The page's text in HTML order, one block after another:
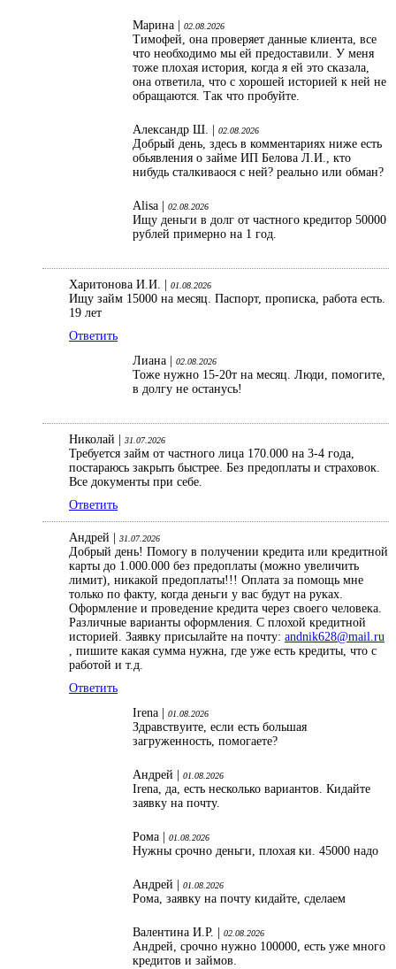
Марина | 02.08.2026
Тимофей, она проверяет данные клиента, все
что необходимо мы ей предоставили. У меня
тоже плохая история, когда я ей это сказала,
она ответила, что с хорошей историей к ней не
обращаются. Так что пробуйте.
Александр Ш. | 02.08.2026
Добрый день, здесь в комментариях ниже есть
обьявления о займе ИП Белова Л.И., кто
нибудь сталкиваося с ней? реально или обман?
Alisa | 02.08.2026
Ищу деньги в долг от частного кредитор 50000
рублей примерно на 1 год.
Харитонова И.И. | 01.08.2026
Ищу займ 15000 на месяц. Паспорт, прописка, работа есть.
19 лет
Ответить
Лиана |
02.08.2026
Тоже нужно 15-20т на месяц. Люди, помогите,
в долгу не останусь!
Николай | 31.07.2026
Требуется займ от частного лица 170.000 на 3-4 года,
постараюсь закрыть быстрее. Без предоплаты и страховок.
Все документы при себе.
Ответить
Андрей | 31.07.2026
Добрый день! Помогу в получении кредита или кредитной
карты до 1.000.000 без предоплаты (можно увеличить
лимит), никакой предоплаты!!! Оплата за помощь мне
только по факту, когда деньги у вас будут на руках.
Оформление и проведение кредита через своего человека.
Различные варианты оформления. С плохой кредитной
историей. Заявку присылайте на почту: andnik628@mail.ru
, пишите какая сумма нужна, где уже есть кредиты, что с
работой и т.д.
Ответить
Irena |
01.08.2026
Здравствуите, если есть большая
загруженность, помогаете?
Андрей | 01.08.2026
Irena, да, есть несколько вариантов. Кидайте
заявку на почту.
Рома | 01.08.2026
Нужны срочно деньги, плохая ки. 45000 надо
Андрей | 01.08.2026
Рома, заявку на почту кидайте, сделаем
Валентина И.Р. | 02.08.2026
Андрей, срочно нужно 100000, есть уже много
кредитов и займов.